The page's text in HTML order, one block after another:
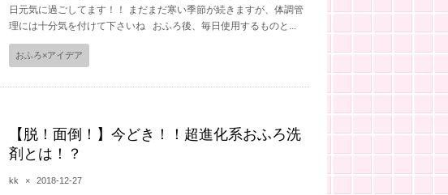
日元気に過ごしてます！！ まだまだ寒い季節が続きますが、体調管
理には十分気を付けて下さいね おふろ後、毎日使用するものと...
おふろ×アイデア
【脱！面倒！】今どき！！超進化系おふろ洗
剤とは！？
kk × 2018-12-27